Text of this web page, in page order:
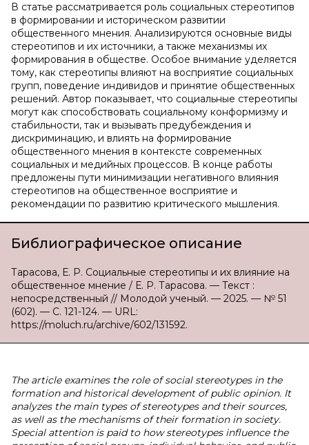
В статье рассматривается роль социальных стереотипов
в формировании и историческом развитии
общественного мнения. Анализируются основные виды
стереотипов и их источники, а также механизмы их
формирования в обществе. Особое внимание уделяется
тому, как стереотипы влияют на восприятие социальных
групп, поведение индивидов и принятие общественных
решений. Автор показывает, что социальные стереотипы
могут как способствовать социальному конформизму и
стабильности, так и вызывать предубеждения и
дискриминацию, и влиять на формирование
общественного мнения в контексте современных
социальных и медийных процессов. В конце работы
предложены пути минимизации негативного влияния
стереотипов на общественное восприятие и
рекомендации по развитию критического мышления.
Библиографическое описание
Тарасова, Е. Р. Социальные стереотипы и их влияние на
общественное мнение / Е. Р. Тарасова. — Текст :
непосредственный // Молодой ученый. — 2025. — № 51
(602). — С. 121-124. — URL:
https://moluch.ru/archive/602/131592.
The article examines the role of social stereotypes in the
formation and historical development of public opinion. It
analyzes the main types of stereotypes and their sources,
as well as the mechanisms of their formation in society.
Special attention is paid to how stereotypes influence the